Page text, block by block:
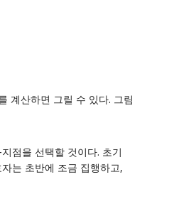
계산하면 그릴 수 있다. 그림
점을 선택할 것이다. 초기
는 초반에 조금 집행하고,